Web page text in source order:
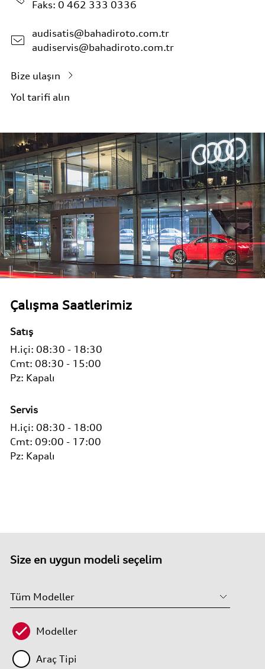
Faks: 0 462 333 0336
audisatis@bahadiroto.com.tr
audiservis@bahadiroto.com.tr
Bize ulaşın
Yol tarifi alın
Çalışma Saatlerimiz
Satış
H.içi: 08:30 - 18:30
Cmt: 08:30 - 15:00
Pz: Kapalı
Servis
H.içi: 08:30 - 18:00
Cmt: 09:00 - 17:00
Pz: Kapalı
Size en uygun modeli seçelim
Modeller
Araç Tipi